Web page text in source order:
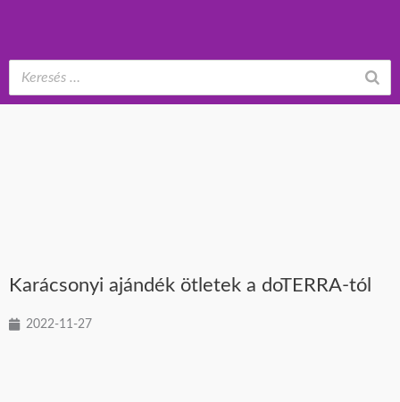
Karácsonyi ajándék ötletek a doTERRA-tól
2022-11-27